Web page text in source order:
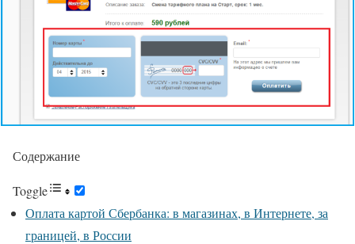
Содержание
Toggle
Оплата картой Сбербанка: в магазинах, в Интернете, за
границей, в России